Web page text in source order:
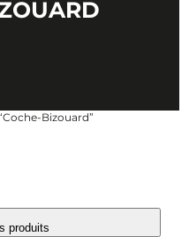
Bizouard”
produits